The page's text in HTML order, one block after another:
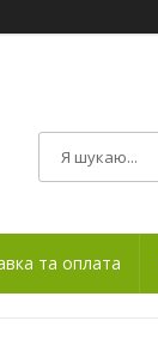
та оплата